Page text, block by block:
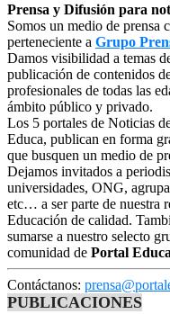
Prensa y Difusión para
Somos un medio de prensa
perteneciente a Grupo
Damos visibilidad a temas
publicación de contenidos
profesionales de todas las
ámbito público y privado.
Los 5 portales de Noticias
Educa, publican en forma
que busquen un medio de
Dejamos invitados a
universidades, ONG,
etc… a ser parte de nuestra
Educación de calidad.
sumarse a nuestro selecto
comunidad de Portal
Contáctanos:
PUBLICACIONES